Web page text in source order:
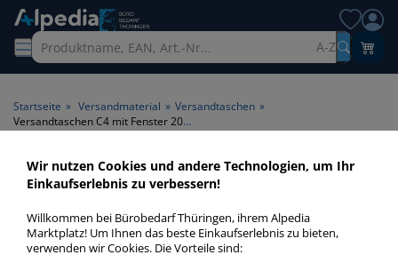
A-Z
Startseite » Versandmaterial » Versandtaschen »
Versandtaschen C4 mit Fenster 20mm
Versandtaschen C4 mit
Fenster 20mm > Fenster mit
Fenster > Faltenbreite 20mm
Wir nutzen Cookies und andere Technologien, um Ihr
Einkaufserlebnis zu verbessern!
Willkommen bei Bürobedarf Thüringen, ihrem Alpedia
Marktplatz! Um Ihnen das beste Einkaufserlebnis zu bieten,
verwenden wir Cookies. Die Vorteile sind: